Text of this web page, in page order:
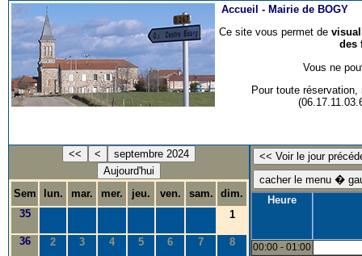
Accueil - Mairie de BOGY
Ce site vous permet de
des
Vous ne
Pour toute
<< <
septembre 2024
Aujourd'hui
Sem
lun. mar. mer. jeu. ven. sam.
dim.
35
1
36 2 3 4 5 6 7 8
Heure
00:00 - 01:00